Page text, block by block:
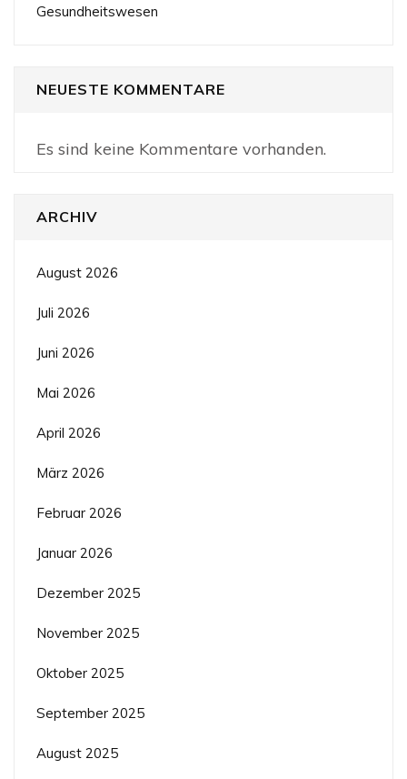
Gesundheitswesen
NEUESTE KOMMENTARE
Es sind keine Kommentare vorhanden.
ARCHIV
August 2026
Juli 2026
Juni 2026
Mai 2026
April 2026
März 2026
Februar 2026
Januar 2026
Dezember 2025
November 2025
Oktober 2025
September 2025
August 2025